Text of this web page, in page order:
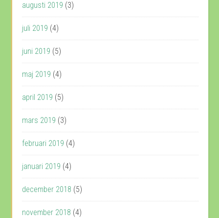
augusti 2019 (3)
juli 2019 (4)
juni 2019 (5)
maj 2019 (4)
april 2019 (5)
mars 2019 (3)
februari 2019 (4)
januari 2019 (4)
december 2018 (5)
november 2018 (4)